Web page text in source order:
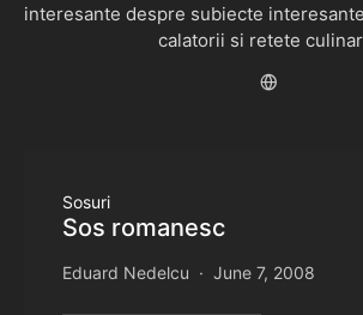
interesante despre subiecte
calatorii si retete
Sosuri
Sos romanesc
Eduard Nedelcu June 7, 2008